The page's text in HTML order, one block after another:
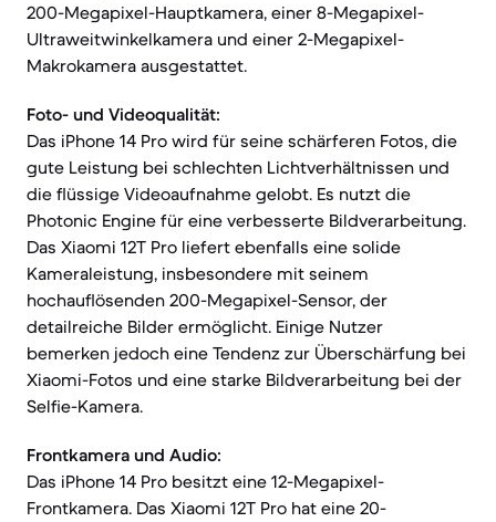
200-Megapixel-Hauptkamera, einer 8-Megapixel-
Ultraweitwinkelkamera und einer 2-Megapixel-
Makrokamera ausgestattet.
Foto- und Videoqualität:
Das iPhone 14 Pro wird für seine schärferen Fotos, die
gute Leistung bei schlechten Lichtverhältnissen und
die flüssige Videoaufnahme gelobt. Es nutzt die
Photonic Engine für eine verbesserte Bildverarbeitung.
Das Xiaomi 12T Pro liefert ebenfalls eine solide
Kameraleistung, insbesondere mit seinem
hochauflösenden 200-Megapixel-Sensor, der
detailreiche Bilder ermöglicht. Einige Nutzer
bemerken jedoch eine Tendenz zur Überschärfung bei
Xiaomi-Fotos und eine starke Bildverarbeitung bei der
Selfie-Kamera.
Frontkamera und Audio:
Das iPhone 14 Pro besitzt eine 12-Megapixel-
Frontkamera. Das Xiaomi 12T Pro hat eine 20-